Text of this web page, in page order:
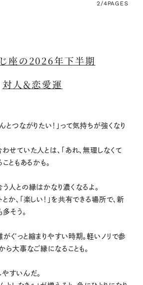
2/4PAGES
座の2026年下半期
対人＆恋愛運
とつながりたい！」って気持ちが強くなり
せていた人とは、「あれ、無理しなくて
ともあるかも。
人との縁はかなり濃くなるよ。
か、「楽しい！」を共有できる場所で、新
そう。
ぐっと縮まりやすい時期。軽いノリで参
ら大事なご縁になることも。
すいんだ。